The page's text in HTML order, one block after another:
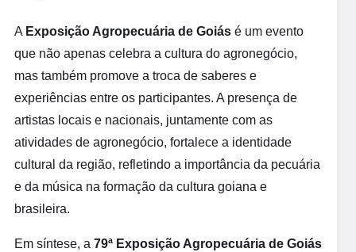
A Exposição Agropecuária de Goiás é um evento
que não apenas celebra a cultura do agronegócio,
mas também promove a troca de saberes e
experiências entre os participantes. A presença de
artistas locais e nacionais, juntamente com as
atividades de agronegócio, fortalece a identidade
cultural da região, refletindo a importância da pecuária
e da música na formação da cultura goiana e
brasileira.
Em síntese, a 79ª Exposição Agropecuária de Goiás